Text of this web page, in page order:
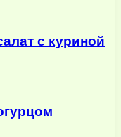
с куриной